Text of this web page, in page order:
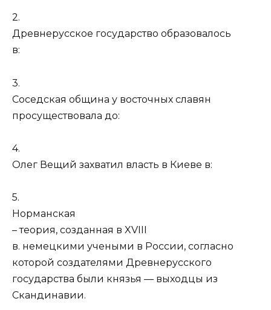
2.
Древнерусское государство образовалось
в:
3.
Соседская община у восточных славян
просуществовала до:
4.
Олег Вещий захватил власть в Киеве в:
5.
Норманская
– теория, созданная в XVIII
в. немецкими учеными в России, согласно
которой создателями Древнерусского
государства были князья — выходцы из
Скандинавии.